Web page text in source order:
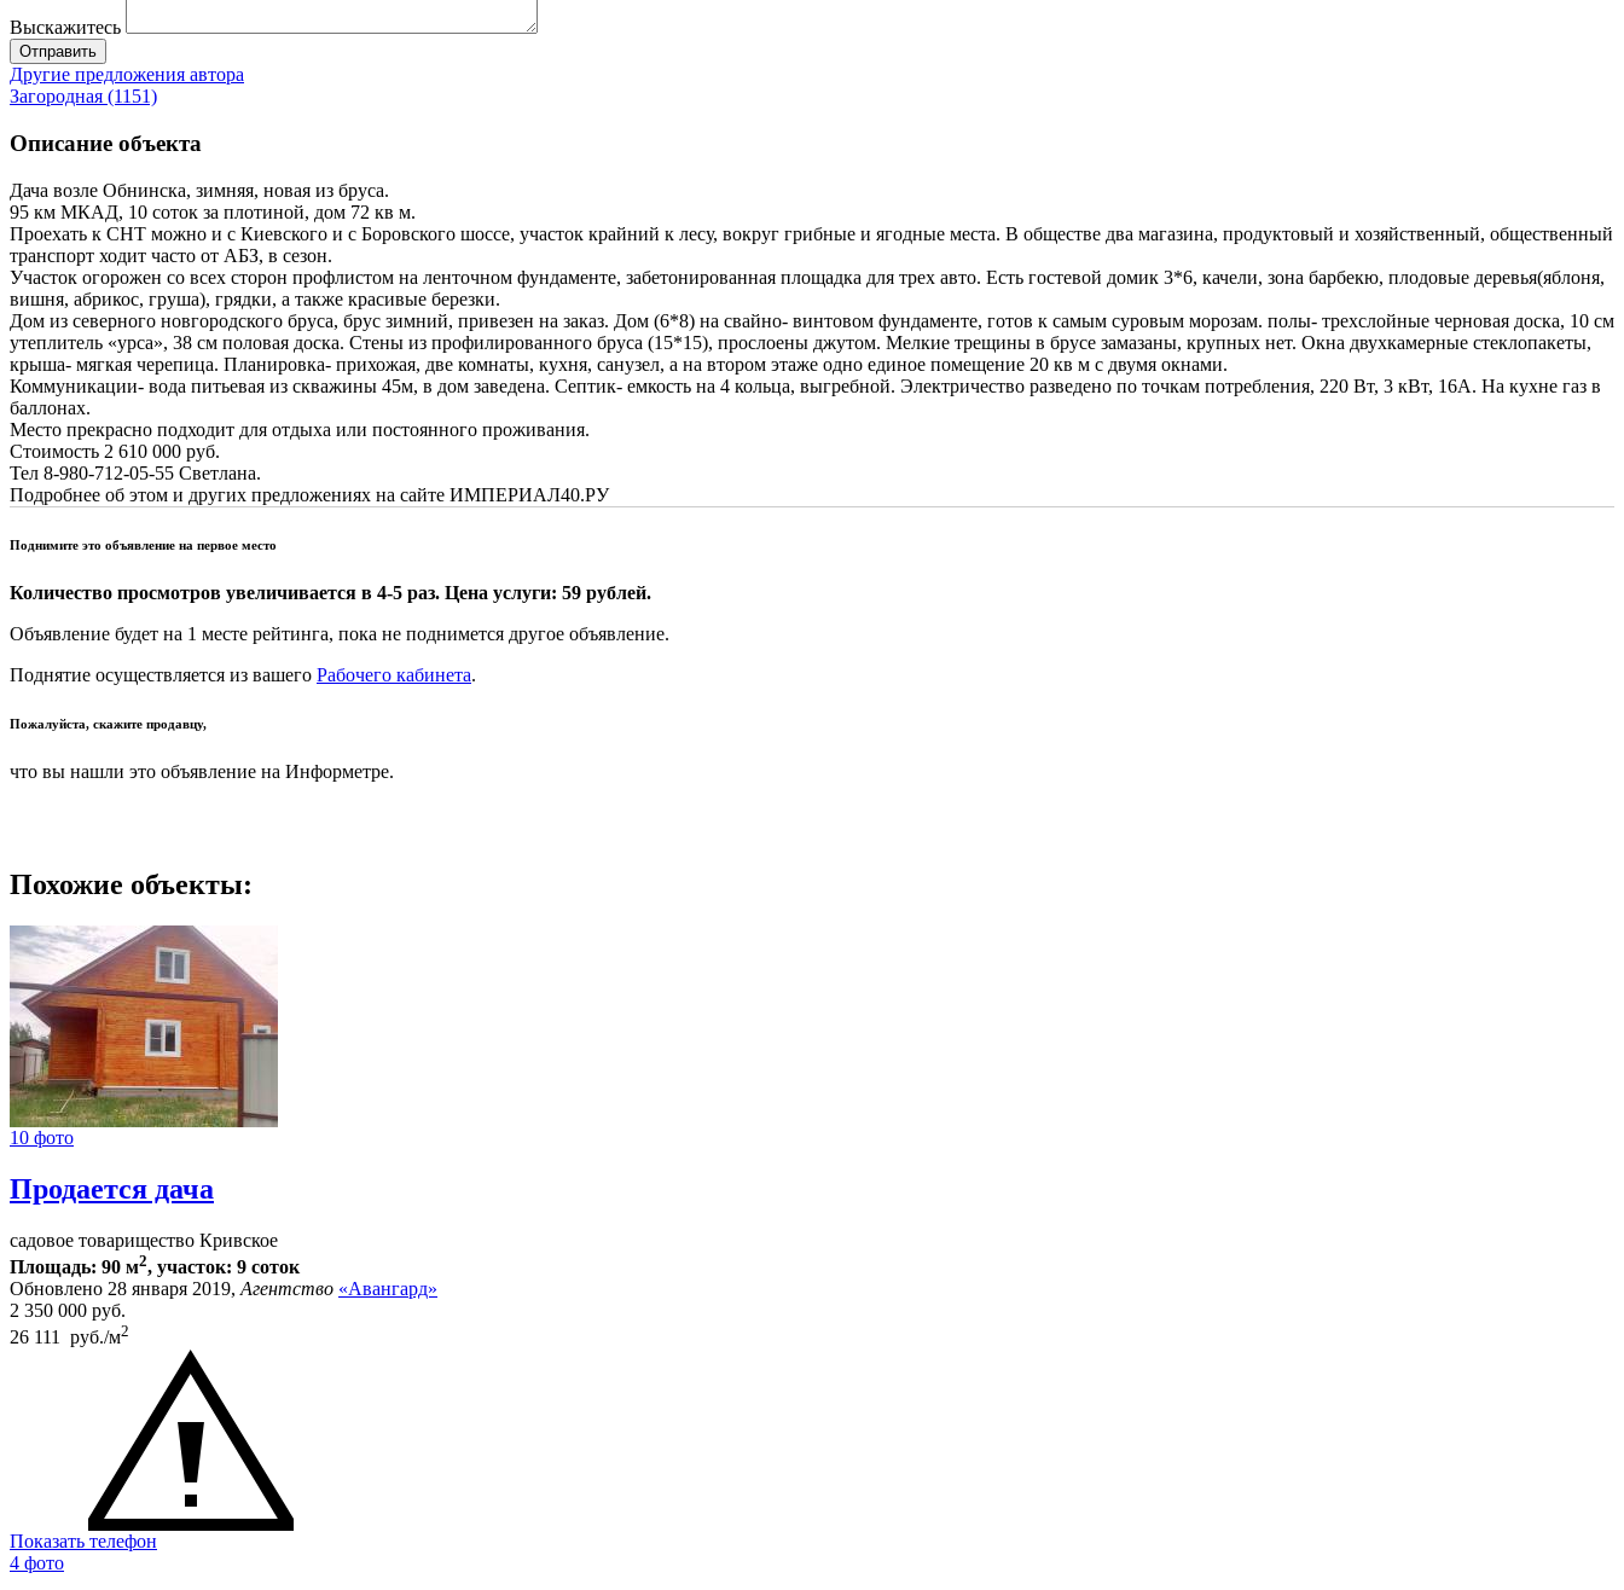
Выскажитесь
Отправить
Другие предложения автора
Загородная (1151)
Описание объекта
Дача возле Обнинска, зимняя, новая из бруса.
95 км МКАД, 10 соток за плотиной, дом 72 кв м.
Проехать к СНТ можно и с Киевского и с Боровского шоссе, участок крайний к лесу, вокруг грибные и ягодные места. В обществе два магазина, продуктовый и хозяйственный, общественный
транспорт ходит часто от АБЗ, в сезон.
Участок огорожен со всех сторон профлистом на ленточном фундаменте, забетонированная площадка для трех авто. Есть гостевой домик 3*6, качели, зона барбекю, плодовые деревья(яблоня,
вишня, абрикос, груша), грядки, а также красивые березки.
Дом из северного новгородского бруса, брус зимний, привезен на заказ. Дом (6*8) на свайно- винтовом фундаменте, готов к самым суровым морозам. полы- трехслойные черновая доска, 10 см
утеплитель «урса», 38 см половая доска. Стены из профилированного бруса (15*15), прослоены джутом. Мелкие трещины в брусе замазаны, крупных нет. Окна двухкамерные стеклопакеты,
крыша- мягкая черепица. Планировка- прихожая, две комнаты, кухня, санузел, а на втором этаже одно единое помещение 20 кв м с двумя окнами.
Коммуникации- вода питьевая из скважины 45м, в дом заведена. Септик- емкость на 4 кольца, выгребной. Электричество разведено по точкам потребления, 220 Вт, 3 кВт, 16А. На кухне газ в
баллонах.
Место прекрасно подходит для отдыха или постоянного проживания.
Стоимость 2 610 000 руб.
Тел 8-980-712-05-55 Светлана.
Подробнее об этом и других предложениях на сайте ИМПЕРИАЛ40.РУ
Поднимите это объявление на первое место
Количество просмотров увеличивается в 4-5 раз. Цена услуги: 59 рублей.
Объявление будет на 1 месте рейтинга, пока не поднимется другое объявление.
Поднятие осуществляется из вашего Рабочего кабинета.
Пожалуйста, скажите продавцу,
что вы нашли это объявление на Информетре.
Похожие объекты:
10 фото
Продается дача
садовое товарищество Кривское
Площадь: 90 м2, участок: 9 соток
Обновлено 28 января 2019,Агентство «Авангард»
2 350 000 руб.
26 111 руб./м2
Показать телефон
4 фото